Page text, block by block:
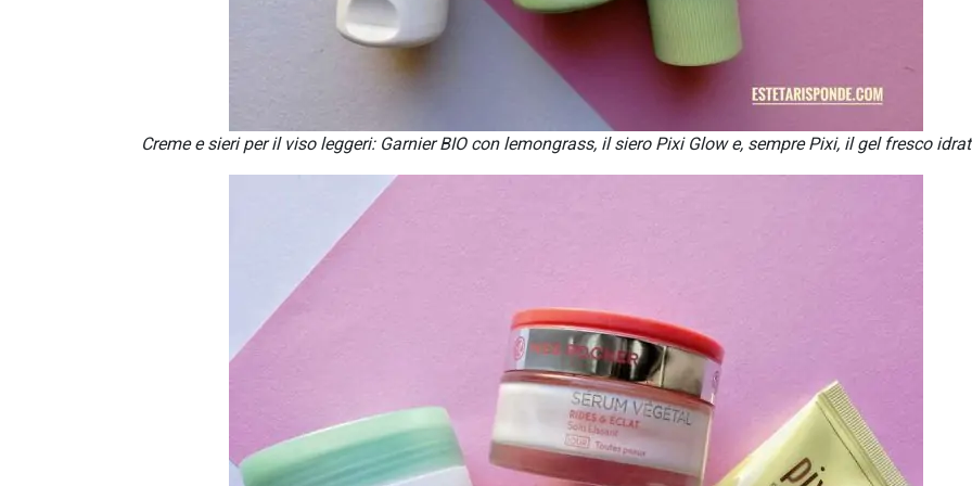
Creme e sieri per il viso leggeri: Garnier BIO con lemongrass, il siero Pixi Glow e, sempre Pixi, il gel fresco